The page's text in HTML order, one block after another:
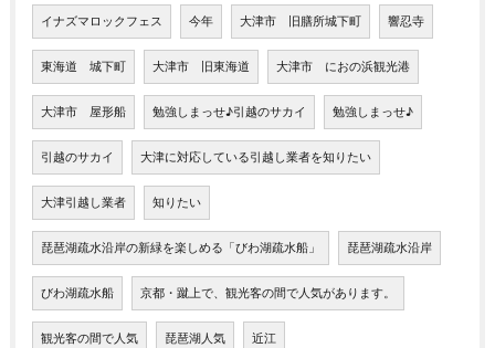
イナズマロックフェス 今年 大津市 旧膳所城下町 響忍寺
東海道 城下町 大津市 旧東海道 大津市 におの浜観光港
大津市 屋形船 勉強しまっせ♪引越のサカイ 勉強しまっせ♪
引越のサカイ 大津に対応している引越し業者を知りたい
大津引越し業者 知りたい
琵琶湖疏水沿岸の新緑を楽しめる「びわ湖疏水船」 琵琶湖疏水沿岸
びわ湖疏水船 京都・蹴上で、観光客の間で人気があります。
観光客の間で人気 琵琶湖人気 近江